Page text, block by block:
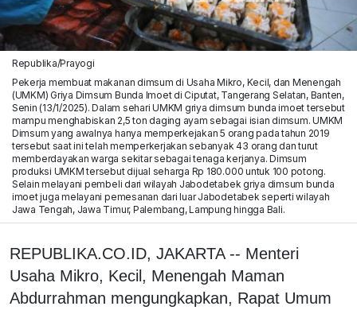
Republika/Prayogi
Pekerja membuat makanan dimsum di Usaha Mikro, Kecil, dan Menengah
(UMKM) Griya Dimsum Bunda Imoet di Ciputat, Tangerang Selatan, Banten,
Senin (13/1/2025). Dalam sehari UMKM griya dimsum bunda imoet tersebut
mampu menghabiskan 2,5 ton daging ayam sebagai isian dimsum. UMKM
Dimsum yang awalnya hanya memperkejakan 5 orang pada tahun 2019
tersebut saat ini telah memperkerjakan sebanyak 43 orang dan turut
memberdayakan warga sekitar sebagai tenaga kerjanya. Dimsum
produksi UMKM tersebut dijual seharga Rp 180.000 untuk 100 potong.
Selain melayani pembeli dari wilayah Jabodetabek griya dimsum bunda
imoet juga melayani pemesanan dari luar Jabodetabek seperti wilayah
Jawa Tengah, Jawa Timur, Palembang, Lampung hingga Bali.
REPUBLIKA.CO.ID, JAKARTA -- Menteri
Usaha Mikro, Kecil, Menengah Maman
Abdurrahman mengungkapkan, Rapat Umum